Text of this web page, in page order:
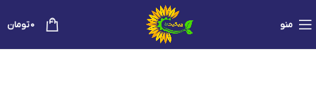
منو 0
0تومان